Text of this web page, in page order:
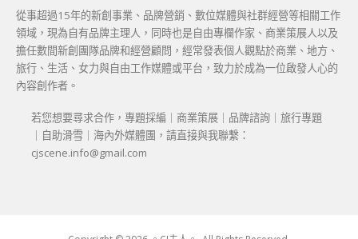
從事超過15年的新創事業、品牌營銷、數位媒體與社群經營等相關工作
領域，現為自有品牌主理人，同時也是自由專欄作家、商業策展人以及
擔任數間新創團隊品牌和經營顧問，經常發表個人觀點於商業、地方、
旅行、生活、女力與自由工作媒體或平台，致力於成為一位啟發人心的
內容創作者。
若您想要尋求合作，專題採編｜商業策展｜品牌諮詢｜旅行專題
｜自助滑雪｜海內外媒體團，請直接與我聯繫：
cjscene.info@gmail.com